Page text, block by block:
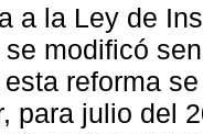
a la Ley de
modificó
reforma
para julio del